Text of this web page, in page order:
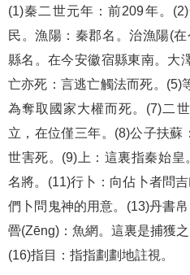
(1)秦二世元年：前209年。
民。漁陽：秦郡名。治漁陽(
縣名。在今安徽宿縣東南。大
亡亦死：言逃亡觸法而死。(5)
為奪取國家大權而死。(7)二
立，在位僅三年。(8)公子扶蘇
世害死。(9)上：這裏指秦始
名將。(11)行卜：向佔卜者問
們卜問鬼神的用意。(13)丹書
罾(Zēng)：魚網。這裏是捕獲
(16)指目：指指劃劃地註視。